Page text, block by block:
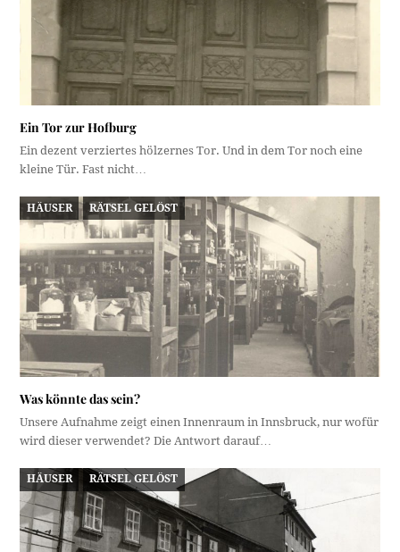
Ein Tor zur Hofburg
Ein dezent verziertes hölzernes Tor. Und in dem Tor noch eine
kleine Tür. Fast nicht…
HÄUSER RÄTSEL GELÖST
Was könnte das sein?
Unsere Aufnahme zeigt einen Innenraum in Innsbruck, nur wofür
wird dieser verwendet? Die Antwort darauf…
HÄUSER RÄTSEL GELÖST